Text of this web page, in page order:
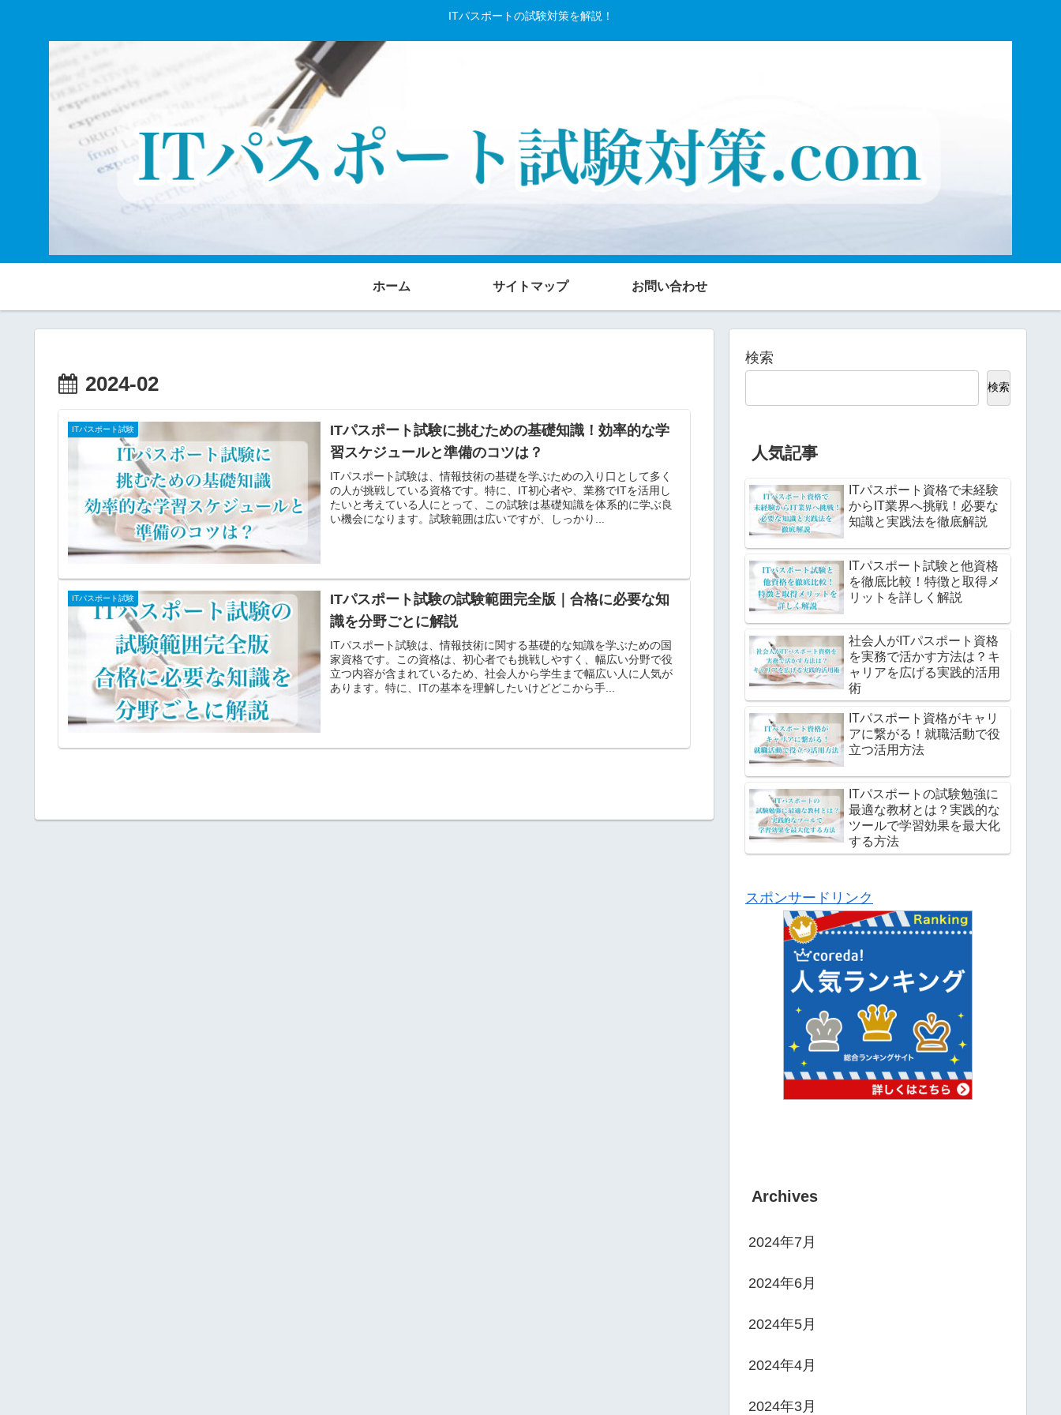
ITパスポートの試験対策を解説！
ホーム サイトマップ お問い合わせ
2024-02
ITパスポート試験
ITパスポート試験に挑むための基礎知識！効率的な学
習スケジュールと準備のコツは？
ITパスポート試験は、情報技術の基礎を学ぶための入り口として多く
の人が挑戦している資格です。特に、IT初心者や、業務でITを活用し
たいと考えている人にとって、この試験は基礎知識を体系的に学ぶ良
い機会になります。試験範囲は広いですが、しっかり...
ITパスポート試験
ITパスポート試験の試験範囲完全版｜合格に必要な知
識を分野ごとに解説
ITパスポート試験は、情報技術に関する基礎的な知識を学ぶための国
家資格です。この資格は、初心者でも挑戦しやすく、幅広い分野で役
立つ内容が含まれているため、社会人から学生まで幅広い人に人気が
あります。特に、ITの基本を理解したいけどどこから手...
検索
検索
人気記事
ITパスポート資格で未経験
からIT業界へ挑戦！必要な
知識と実践法を徹底解説
ITパスポート試験と他資格
を徹底比較！特徴と取得メ
リットを詳しく解説
社会人がITパスポート資格
を実務で活かす方法は？キ
ャリアを広げる実践的活用
術
ITパスポート資格がキャリ
アに繋がる！就職活動で役
立つ活用方法
ITパスポートの試験勉強に
最適な教材とは？実践的な
ツールで学習効果を最大化
する方法
スポンサードリンク
Archives
2024年7月
2024年6月
2024年5月
2024年4月
2024年3月